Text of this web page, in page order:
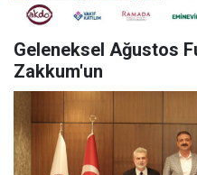
Geleneksel Ağustos
Zakkum'un